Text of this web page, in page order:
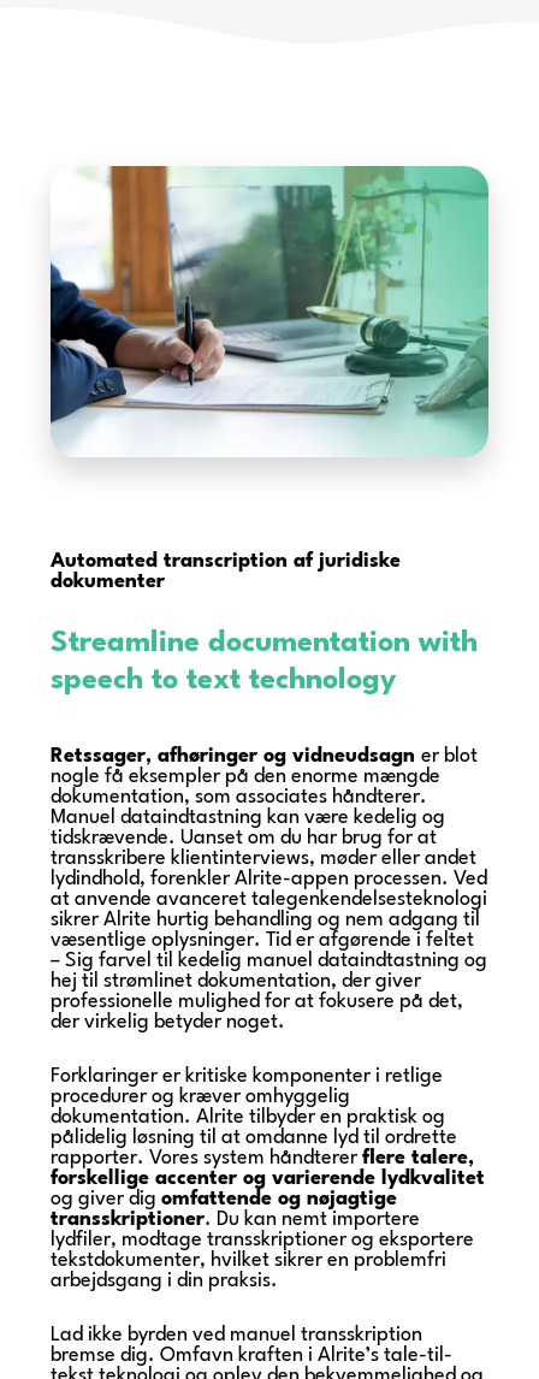
Automated transcriptionaf juridiske
dokumenter
Streamline documentation with
speech to text technology
Retssager, afhøringer og vidneudsagner blot
nogle få eksempler på den enorme mængde
dokumentation, som associates håndterer.
Manuel dataindtastning kan være kedelig og
tidskrævende. Uanset om du har brug for at
transskribere klientinterviews, møder eller andet
lydindhold, forenkler Alrite-appen processen. Ved
at anvende avanceret talegenkendelsesteknologi
sikrer Alrite hurtig behandling og nem adgang til
væsentlige oplysninger. Tid er afgørende i feltet
– Sig farvel til kedelig manuel dataindtastning og
hej til strømlinet dokumentation, der giver
professionelle mulighed for at fokusere på det,
der virkelig betyder noget.
Forklaringer er kritiske komponenter i retlige
procedurer og kræver omhyggelig
dokumentation. Alrite tilbyder en praktisk og
pålidelig løsning til at omdanne lyd til ordrette
rapporter. Vores system håndtererflere talere,
forskellige accenter og varierende lydkvalitet
og giver digomfattende og nøjagtige
transskriptioner. Du kan nemt importere
lydfiler, modtage transskriptioner og eksportere
tekstdokumenter, hvilket sikrer en problemfri
arbejdsgang i din praksis.
Lad ikke byrden ved manuel transskription
bremse dig. Omfavn kraften i Alrite’s tale-til-